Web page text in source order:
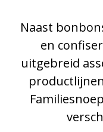
Naast
en
uitgebreid